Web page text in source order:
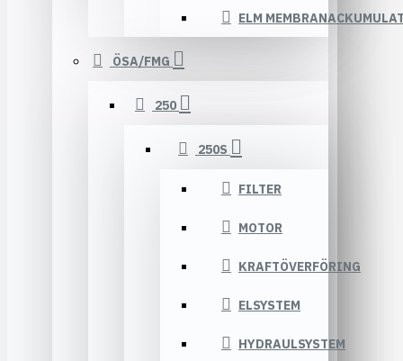
ELM
ÖSA/FMG
250
250S
FILTER
MOTOR
KRAFTÖVERFÖRING
ELSYSTEM
HYDRAULSYSTEM